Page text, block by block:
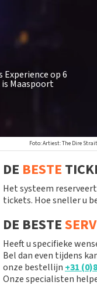
op 6
Maaspoort
Foto: Artiest: The Dire
DE BESTE
Het systeem
tickets. Hoe sneller u
DE BESTE
Heeft u specifieke
Bel dan even tijdens
onze bestellijn +31
Onze specialisten